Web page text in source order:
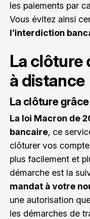
les paiements par
Vous évitez ainsi
l’interdiction
La clôture
à distance
La clôture
La loi Macron de
bancaire, ce
clôturer vos
plus facilement et
démarche est la
mandat à votre
une autorisation
les démarches de